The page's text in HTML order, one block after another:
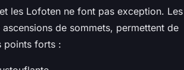
les Lofoten ne font pas exception. Les
de sommets, permettent de
points forts :